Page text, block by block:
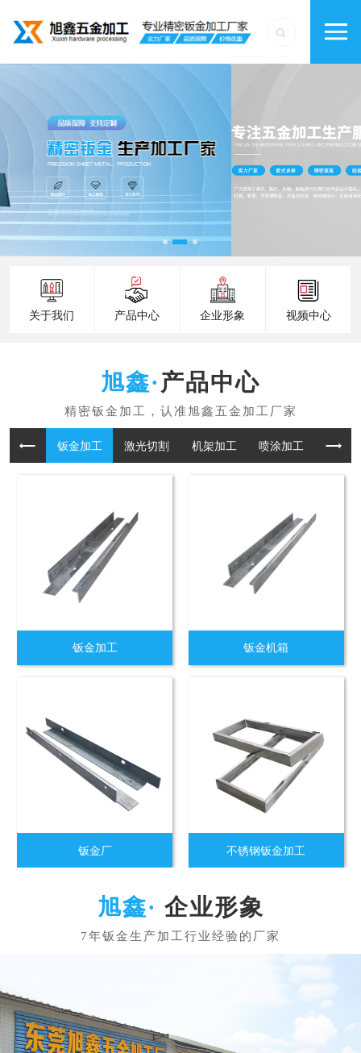
关于我们 产品中心 企业形象 视频中心
产品中心
钣金加工 激光切割 机架加工 喷涂加工 折板
钣金加工 钣金机箱
钣金厂 不锈钢钣金加工
企业形象